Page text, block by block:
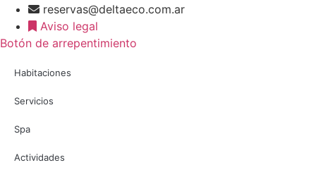
reservas@deltaeco.com.ar
Aviso legal
Botón de arrepentimiento
Habitaciones
Servicios
Spa
Actividades